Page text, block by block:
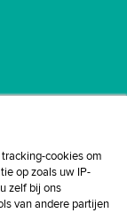
cookies om
op zoals uw IP-
zelf bij ons
van andere partijen